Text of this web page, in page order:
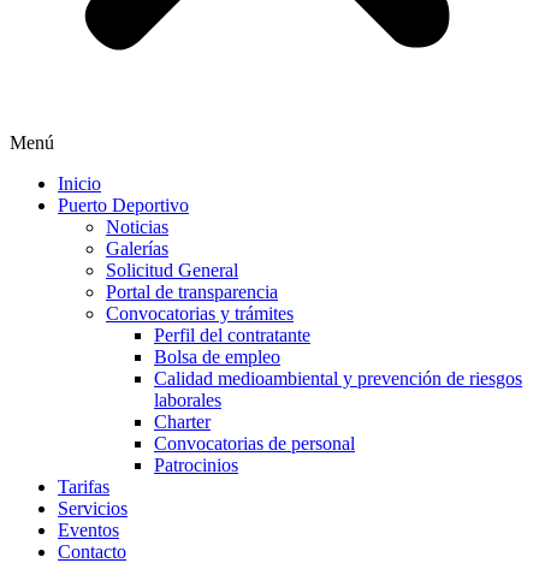
Menú
Inicio
Puerto Deportivo
Noticias
Galerías
Solicitud General
Portal de transparencia
Convocatorias y trámites
Perfil del contratante
Bolsa de empleo
Calidad medioambiental y prevención de riesgos
laborales
Charter
Convocatorias de personal
Patrocinios
Tarifas
Servicios
Eventos
Contacto